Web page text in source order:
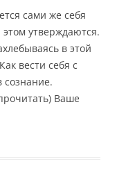
сами же себя
утверждаются.
в этой
вести себя с
Ваше